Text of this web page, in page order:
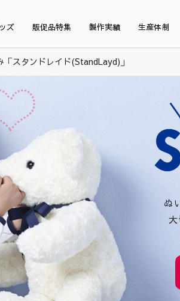
ズ 販促品特集 製作実績 生産体制
「スタンドレイド(StandLayd)」
ぬ